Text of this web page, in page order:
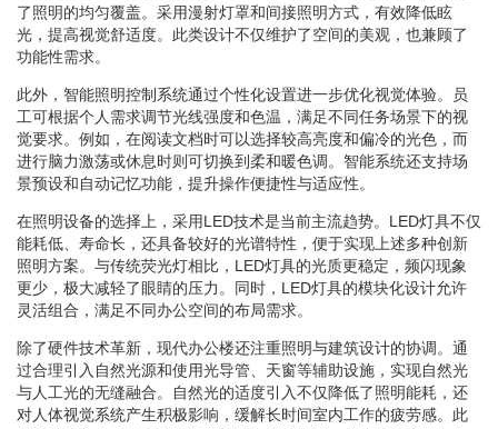
了照明的均匀覆盖。采用漫射灯罩和间接照明方式，有效降低眩
光，提高视觉舒适度。此类设计不仅维护了空间的美观，也兼顾了
功能性需求。
此外，智能照明控制系统通过个性化设置进一步优化视觉体验。员
工可根据个人需求调节光线强度和色温，满足不同任务场景下的视
觉要求。例如，在阅读文档时可以选择较高亮度和偏冷的光色，而
进行脑力激荡或休息时则可切换到柔和暖色调。智能系统还支持场
景预设和自动记忆功能，提升操作便捷性与适应性。
在照明设备的选择上，采用LED技术是当前主流趋势。LED灯具不仅
能耗低、寿命长，还具备较好的光谱特性，便于实现上述多种创新
照明方案。与传统荧光灯相比，LED灯具的光质更稳定，频闪现象
更少，极大减轻了眼睛的压力。同时，LED灯具的模块化设计允许
灵活组合，满足不同办公空间的布局需求。
除了硬件技术革新，现代办公楼还注重照明与建筑设计的协调。通
过合理引入自然光源和使用光导管、天窗等辅助设施，实现自然光
与人工光的无缝融合。自然光的适度引入不仅降低了照明能耗，还
对人体视觉系统产生积极影响，缓解长时间室内工作的疲劳感。此